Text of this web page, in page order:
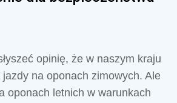
opinię, że w naszym kraju
na oponach zimowych. Ale
oponach letnich w warunkach